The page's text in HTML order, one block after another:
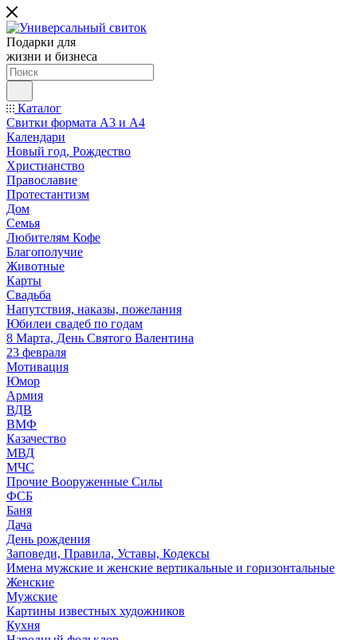
Подарки для
жизни и бизнеса
Каталог
Свитки формата А3 и А4
Календари
Новый год, Рождество
Христианство
Православие
Протестантизм
Дом
Семья
Любителям Кофе
Благополучие
Животные
Карты
Свадьба
Напутствия, наказы, пожелания
Юбилеи свадеб по годам
8 Марта, День Святого Валентина
23 февраля
Мотивация
Юмор
Армия
ВДВ
ВМФ
Казачество
МВД
МЧС
Прочие Вооруженные Силы
ФСБ
Баня
Дача
День рождения
Заповеди, Правила, Уставы, Кодексы
Имена мужские и женские вертикальные и горизонтальные
Женские
Мужские
Картины известных художников
Кухня